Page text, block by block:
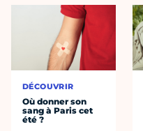
DÉCOUVRIR
Où donner son
sang à Paris cet
été ?